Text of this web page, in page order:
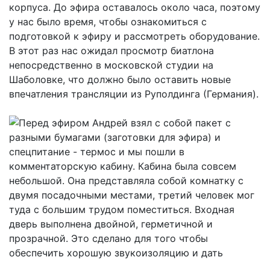
корпуса. До эфира оставалось около часа, поэтому
у нас было время, чтобы ознакомиться с
подготовкой к эфиру и рассмотреть оборудование.
В этот раз нас ожидал просмотр биатлона
непосредственно в московской студии на
Шаболовке, что должно было оставить новые
впечатления трансляции из Руполдинга (Германия).
Перед эфиром Андрей взял с собой пакет с
разными бумагами (заготовки для эфира) и
спецпитание - термос и мы пошли в
комментаторскую кабину. Кабина была совсем
небольшой. Она представляла собой комнатку с
двумя посадочными местами, третий человек мог
туда с большим трудом поместиться. Входная
дверь выполнена двойной, герметичной и
прозрачной. Это сделано для того чтобы
обеспечить хорошую звукоизоляцию и дать